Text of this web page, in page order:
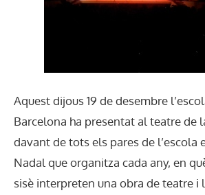
Aquest dijous 19 de desembre
Barcelona ha presentat al teatre de
davant de tots els pares de l’escola
Nadal que organitza cada any, en
sisè interpreten una obra de teatre i